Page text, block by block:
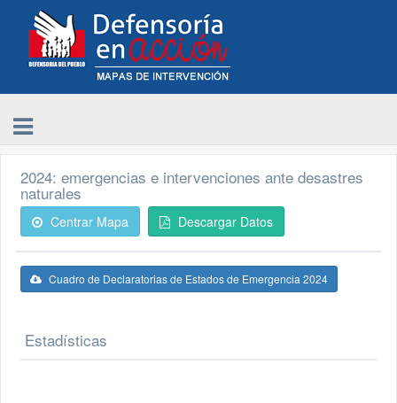
2024: emergencias e intervenciones ante desastres
naturales
Centrar Mapa Descargar Datos
Cuadro de Declaratorias de Estados de Emergencia 2024
Estadísticas